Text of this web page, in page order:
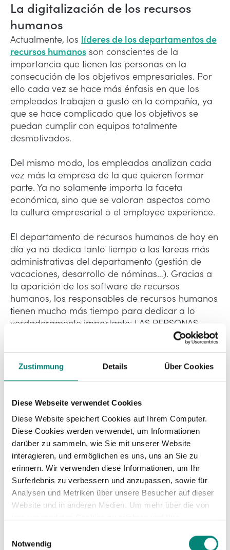
Zustimmung Details Über Cookies
Diese Webseite verwendet Cookies
Diese Website speichert Cookies auf Ihrem Computer.
Diese Cookies werden verwendet, um Informationen
darüber zu sammeln, wie Sie mit unserer Website
interagieren, und ermöglichen es uns, uns an Sie zu
erinnern. Wir verwenden diese Informationen, um Ihr
Surferlebnis zu verbessern und anzupassen, sowie für
Analysen und Metriken über unsere Besucher auf dieser
Website und in anderen Medien. Um mehr über die von
Datenschutzerklärung
Notwendig
La digitalización de los recursos
humanos
Actualmente, los líderes de los departamentos de
recursos humanos son conscientes de la
importancia que tienen las personas en la
consecución de los objetivos empresariales. Por
ello cada vez se hace más énfasis en que los
empleados trabajen a gusto en la compañía, ya
que se hace complicado que los objetivos se
puedan cumplir con equipos totalmente
desmotivados.
Del mismo modo, los empleados analizan cada
vez más la empresa de la que quieren formar
parte. Ya no solamente importa la faceta
económica, sino que se valoran aspectos como
la cultura empresarial o el employee experience.
El departamento de recursos humanos de hoy en
día ya no dedica tanto tiempo a las tareas más
administrativas del departamento (gestión de
vacaciones, desarrollo de nóminas…). Gracias a
la aparición de los software de recursos
humanos, los responsables de recursos humanos
tienen mucho más tiempo para dedicar a lo
verdaderamente importante: LAS PERSONAS.
Funciones de los Recursos
El área de Recursos Humanos
es la encargada de
atraer y gestionar el talento de la empresa. Entre
las
principales funciones de este
departamento
se encuentran:
Reclutamiento y selección de candidatos.
Onboardingde nuevos miembros.
Formación y capacitación del personal.